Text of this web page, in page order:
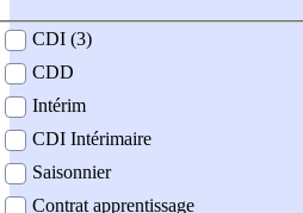
contrat
CDI (3)
CDD
Intérim
CDI Intérimaire
Saisonnier
Contrat apprentissage